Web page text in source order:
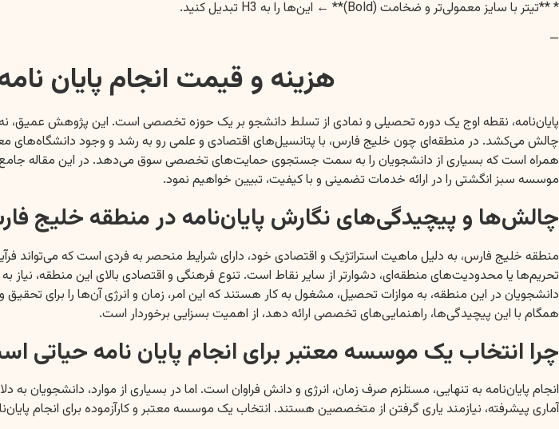
* **تیتر با سایز معمولی‌تر و ضخامت (Bold)** ← این‌ها را به H3 تبدیل کنید.
—
هزینه و قیمت انجام پایان
پایان‌نامه، نقطه اوج یک دوره تحصیلی و نمادی از تسلط دانشجو بر یک حوزه تخصصی است. این پژوهش عمیق، نه
چالش می‌کشد. در منطقه‌ای چون خلیج فارس، با پتانسیل‌های اقتصادی و علمی رو به رشد و وجود دانشگاه‌های
همراه است که بسیاری از دانشجویان را به سمت جستجوی حمایت‌های تخصصی سوق می‌دهد. در این مقاله
موسسه سبز انگشتی را در ارائه خدمات تضمینی و با کیفیت، تبیین خواهیم نمود.
چالش‌ها و پیچیدگی‌های نگارش پایان‌نامه در منطقه خلیج
منطقه خلیج فارس، به دلیل ماهیت استراتژیک و اقتصادی خود، دارای شرایط منحصر به فردی است که می‌تواند
تحریم‌ها یا محدودیت‌های منطقه‌ای، دشوارتر از سایر نقاط است. تنوع فرهنگی و اقتصادی بالای این منطقه،
دانشجویان در این منطقه، به موازات تحصیل، مشغول به کار هستند که این امر، زمان و انرژی آن‌ها را برای
همگام با این پیچیدگی‌ها، راهنمایی‌های تخصصی ارائه دهد، از اهمیت بسزایی برخوردار است.
چرا انتخاب یک موسسه معتبر برای انجام پایان نامه حیاتی
انجام پایان‌نامه به تنهایی، مستلزم صرف زمان، انرژی و دانش فراوان است. اما در بسیاری از موارد،
آماری پیشرفته، نیازمند یاری گرفتن از متخصصین هستند. انتخاب یک موسسه معتبر و کارآزموده برای انجام